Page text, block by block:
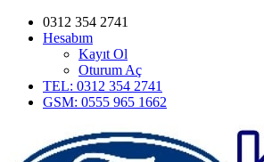
0312 354 2741
Hesabım
Kayıt Ol
Oturum Aç
TEL: 0312 354 2741
GSM: 0555 965 1662